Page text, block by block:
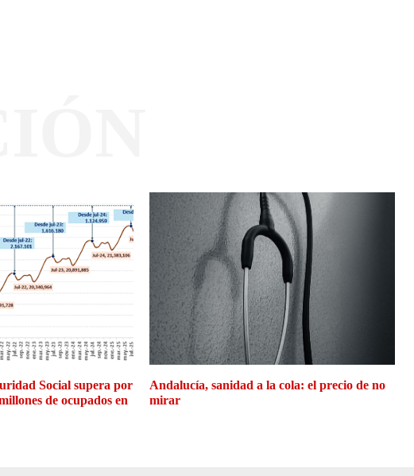
Social supera por
de ocupados en
Andalucía, sanidad a la cola: el precio de no
mirar